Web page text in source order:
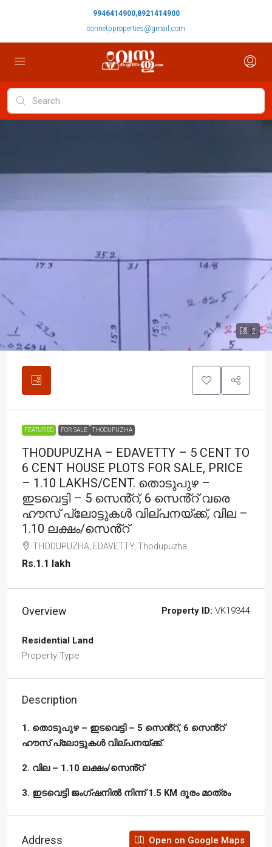
9946414900,8921414900
connetpproperties@gmail.com
2
FEATURED FOR SALE THODUPUZHA
THODUPUZHA – EDAVETTY – 5 CENT TO
6 CENT HOUSE PLOTS FOR SALE, PRICE
– 1.10 LAKHS/CENT. തൊടുപുഴ –
ഇടവെട്ടി – 5 സെൻ്റ്, 6 സെൻ്റ് വരെ
ഹൗസ് പ്ലോട്ടുകൾ വില്പനയ്ക്ക്, വില –
1.10 ലക്ഷം/സെൻ്റ്
THODUPUZHA, EDAVETTY, Thodupuzha
Rs.1.1 lakh
Overview Property ID: VK19344
Residential Land
Property Type
Description
1. തൊടുപുഴ – ഇടവെട്ടി – 5 സെൻ്റ്, 6 സെൻ്റ്
ഹൗസ് പ്ലോട്ടുകൾ വില്പനയ്ക്ക്.
2. വില – 1.10 ലക്ഷം/സെൻ്റ്
3. ഇടവെട്ടി ജംഗ്ഷനിൽ നിന്ന് 1.5 KM ദൂരം മാത്രം
Address Open on Google Maps